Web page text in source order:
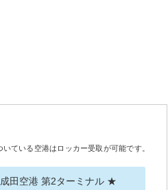
いている空港はロッカー受取が可能です。
成田空港 第2ターミナル ★